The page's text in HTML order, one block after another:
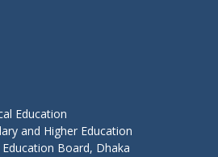
Education
and Higher Education
Board, Dhaka